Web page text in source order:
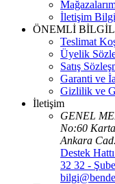
İletişim
ÖNEMLİ
Teslimat
Üyelik
Satış
Garanti ve
Gizlilik ve
İletişim
GENEL
No:60
Ankara
Destek
32 32 -